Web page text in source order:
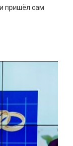
пришёл сам